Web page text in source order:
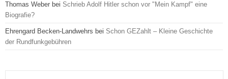
Thomas Weber bei Schrieb Adolf Hitler schon vor "Mein Kampf" eine
Biografie?
Ehrengard Becken-Landwehrs bei Schon GEZahlt – Kleine Geschichte
der Rundfunkgebühren